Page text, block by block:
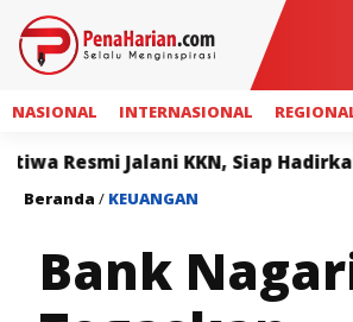
NASIONAL INTERNASIONAL
Jalani KKN, Siap Hadirkan
Beranda / KEUANGAN
Bank